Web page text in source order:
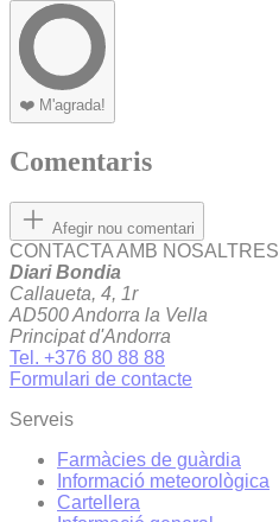
❤️ M'agrada!
Comentaris
Afegir nou comentari
CONTACTA AMB NOSALTRES
Diari Bondia
Callaueta, 4, 1r
AD500 Andorra la Vella
Principat d'Andorra
Tel. +376 80 88 88
Formulari de contacte
Serveis
Farmàcies de guàrdia
Informació meteorològica
Cartellera